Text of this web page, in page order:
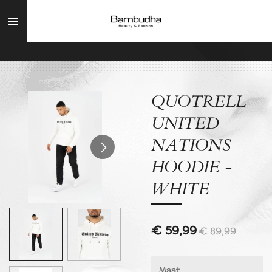
direct
hoofdinhoud
QUOTRELL
UNITED
NATIONS
HOODIE -
WHITE
€ 59,99€ 89,99